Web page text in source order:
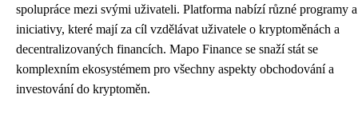
spolupráce mezi svými uživateli. Platforma nabízí různé programy a
iniciativy, které mají za cíl vzdělávat uživatele o kryptoměnách a
decentralizovaných financích. Mapo Finance se snaží stát se
komplexním ekosystémem pro všechny aspekty obchodování a
investování do kryptoměn.